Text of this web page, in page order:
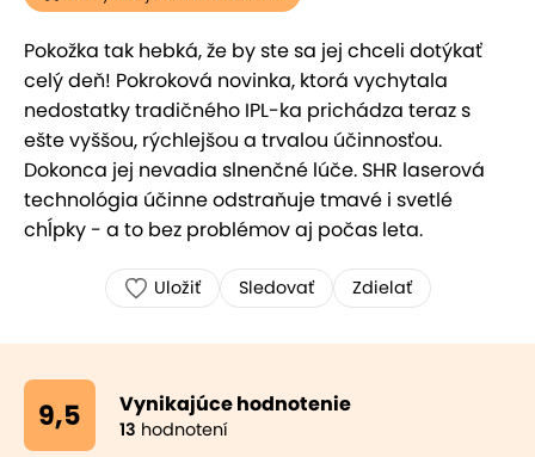
Pokožka tak hebká, že by ste sa jej chceli dotýkať
celý deň! Pokroková novinka, ktorá vychytala
nedostatky tradičného IPL-ka prichádza teraz s
ešte vyššou, rýchlejšou a trvalou účinnosťou.
Dokonca jej nevadia slnenčné lúče. SHR laserová
technológia účinne odstraňuje tmavé i svetlé
chĺpky - a to bez problémov aj počas leta.
Uložiť Sledovať Zdielať
9,5 Vynikajúce hodnotenie
13 hodnotení